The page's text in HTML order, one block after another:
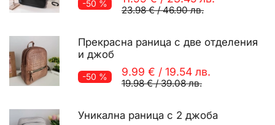
-50 %
23.98 €/46.90 лв.
Прекрасна раница с две отделения
и джоб
-50 % 9.99 € / 19.54 лв.
19.98 €/39.08 лв.
Уникална раница с 2 джоба